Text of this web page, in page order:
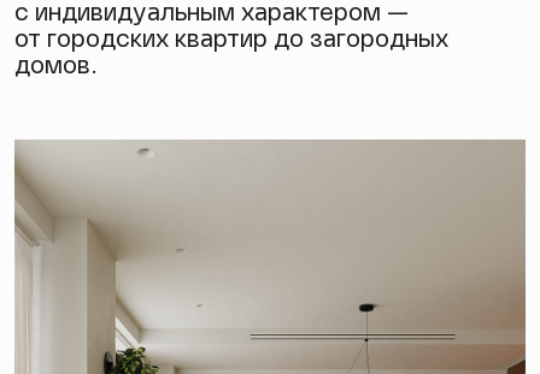
с индивидуальным характером —
от городских квартир до загородных
домов.